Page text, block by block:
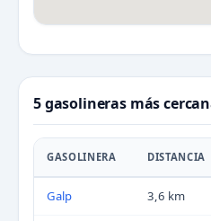
5 gasolineras más
GASOLINERA DISTANCIA
Galp 3,6 km